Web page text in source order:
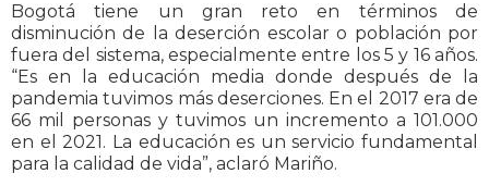
Bogotá tiene un gran reto en términos de
disminución de la deserción escolar o población por
fuera del sistema, especialmente entre los 5 y 16 años.
“Es en la educación media donde después de la
pandemia tuvimos más deserciones. En el 2017 era de
66 mil personas y tuvimos un incremento a 101.000
en el 2021. La educación es un servicio fundamental
para la calidad de vida”, aclaró Mariño.